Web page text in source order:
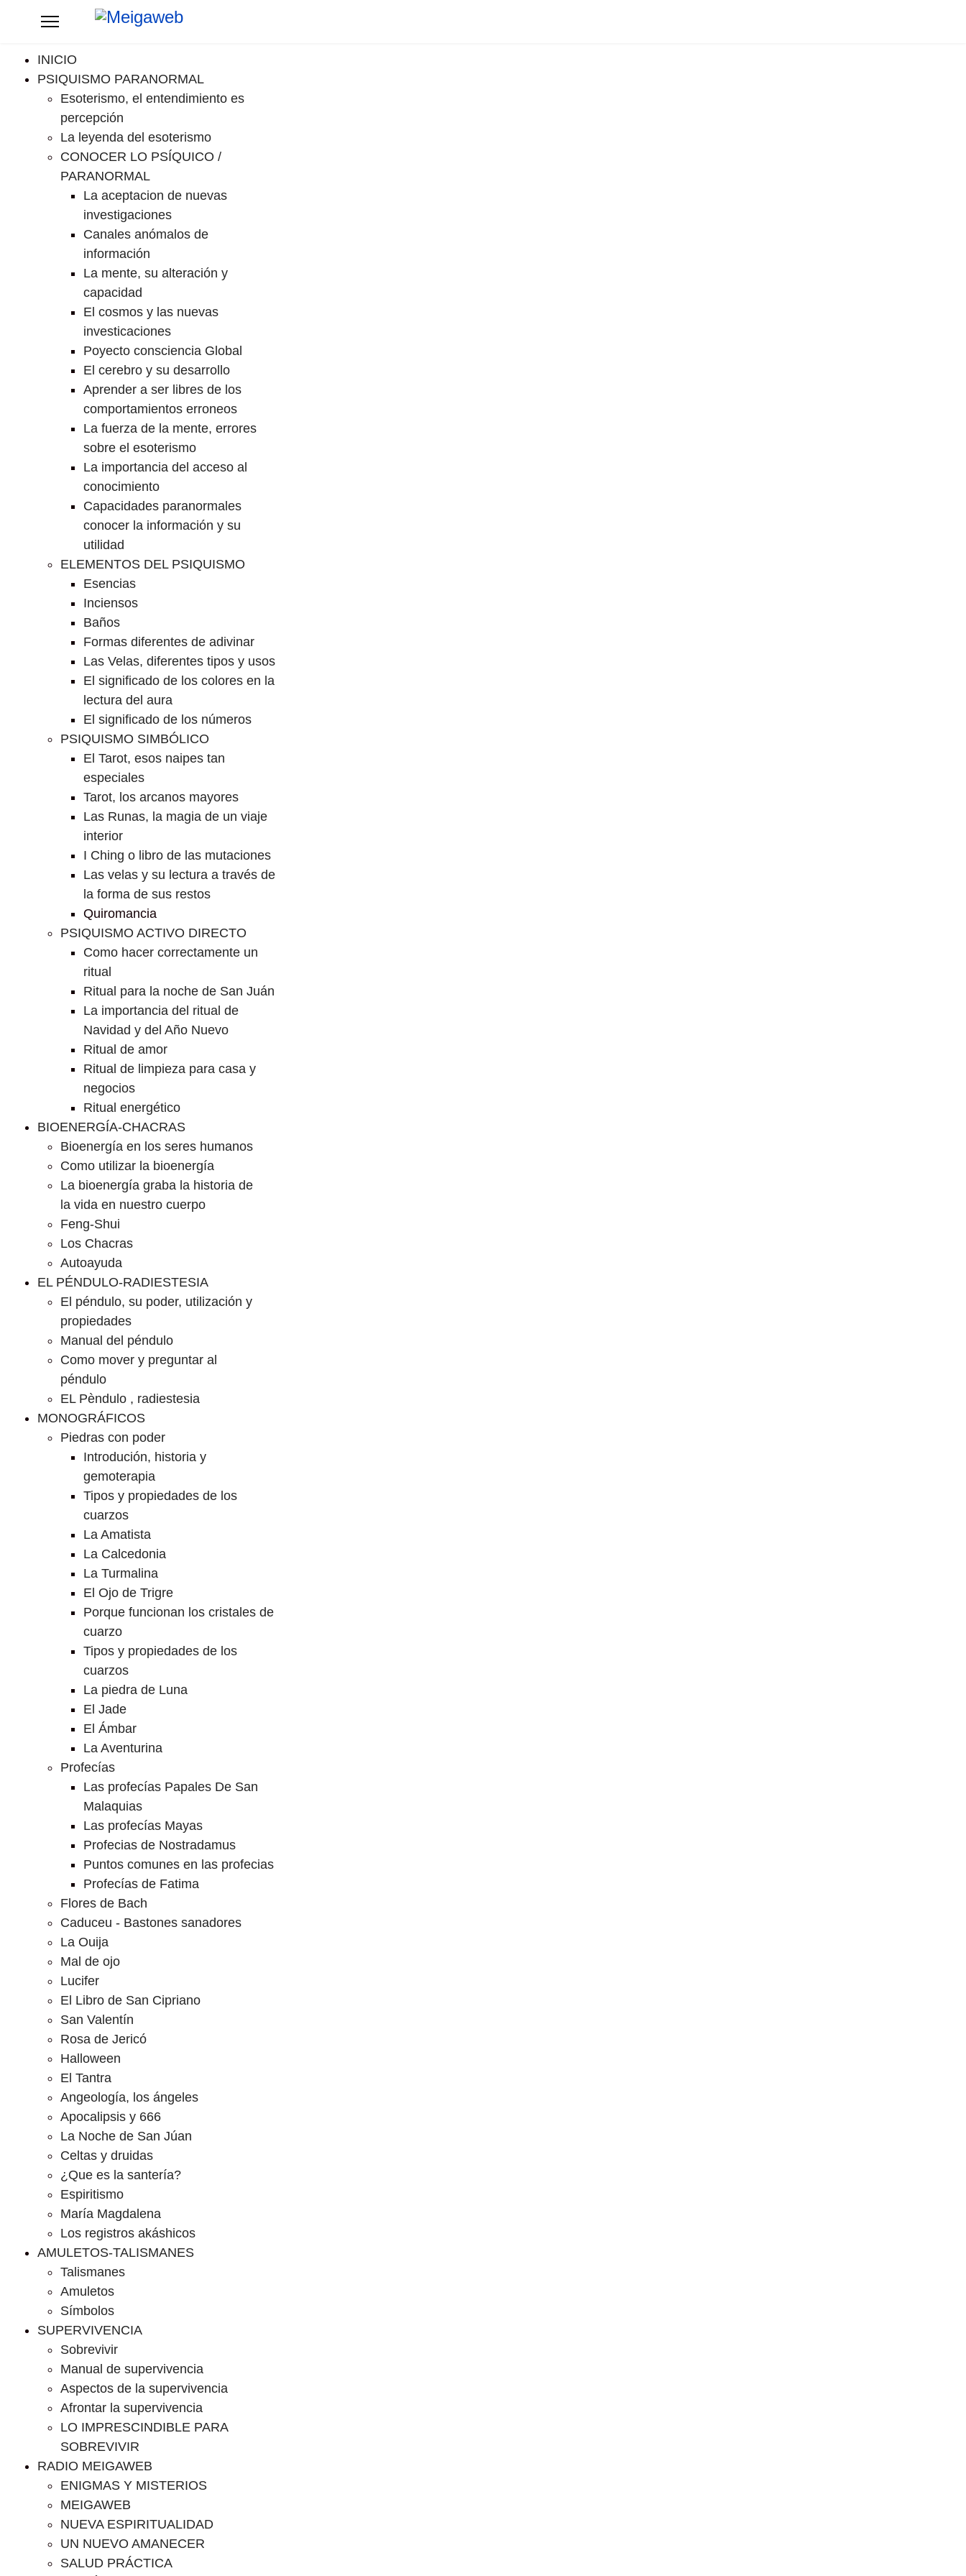
INICIO
PSIQUISMO PARANORMAL
Esoterismo, el entendimiento es
percepción
La leyenda del esoterismo
CONOCER LO PSÍQUICO /
PARANORMAL
La aceptacion de nuevas
investigaciones
Canales anómalos de
información
La mente, su alteración y
capacidad
El cosmos y las nuevas
investicaciones
Poyecto consciencia Global
El cerebro y su desarrollo
Aprender a ser libres de los
comportamientos erroneos
La fuerza de la mente, errores
sobre el esoterismo
La importancia del acceso al
conocimiento
Capacidades paranormales
conocer la información y su
utilidad
ELEMENTOS DEL PSIQUISMO
Esencias
Inciensos
Baños
Formas diferentes de adivinar
Las Velas, diferentes tipos y usos
El significado de los colores en la
lectura del aura
El significado de los números
PSIQUISMO SIMBÓLICO
El Tarot, esos naipes tan
especiales
Tarot, los arcanos mayores
Las Runas, la magia de un viaje
interior
I Ching o libro de las mutaciones
Las velas y su lectura a través de
la forma de sus restos
Quiromancia
PSIQUISMO ACTIVO DIRECTO
Como hacer correctamente un
ritual
Ritual para la noche de San Juán
La importancia del ritual de
Navidad y del Año Nuevo
Ritual de amor
Ritual de limpieza para casa y
negocios
Ritual energético
BIOENERGÍA-CHACRAS
Bioenergía en los seres humanos
Como utilizar la bioenergía
La bioenergía graba la historia de
la vida en nuestro cuerpo
Feng-Shui
Los Chacras
Autoayuda
EL PÉNDULO-RADIESTESIA
El péndulo, su poder, utilización y
propiedades
Manual del péndulo
Como mover y preguntar al
péndulo
EL Pèndulo , radiestesia
MONOGRÁFICOS
Piedras con poder
Introdución, historia y
gemoterapia
Tipos y propiedades de los
cuarzos
La Amatista
La Calcedonia
La Turmalina
El Ojo de Trigre
Porque funcionan los cristales de
cuarzo
Tipos y propiedades de los
cuarzos
La piedra de Luna
El Jade
El Ámbar
La Aventurina
Profecías
Las profecías Papales De San
Malaquias
Las profecías Mayas
Profecias de Nostradamus
Puntos comunes en las profecias
Profecías de Fatima
Flores de Bach
Caduceu - Bastones sanadores
La Ouija
Mal de ojo
Lucifer
El Libro de San Cipriano
San Valentín
Rosa de Jericó
Halloween
El Tantra
Angeología, los ángeles
Apocalipsis y 666
La Noche de San Júan
Celtas y druidas
¿Que es la santería?
Espiritismo
María Magdalena
Los registros akáshicos
AMULETOS-TALISMANES
Talismanes
Amuletos
Símbolos
SUPERVIVENCIA
Sobrevivir
Manual de supervivencia
Aspectos de la supervivencia
Afrontar la supervivencia
LO IMPRESCINDIBLE PARA
SOBREVIVIR
RADIO MEIGAWEB
ENIGMAS Y MISTERIOS
MEIGAWEB
NUEVA ESPIRITUALIDAD
UN NUEVO AMANECER
SALUD PRÁCTICA